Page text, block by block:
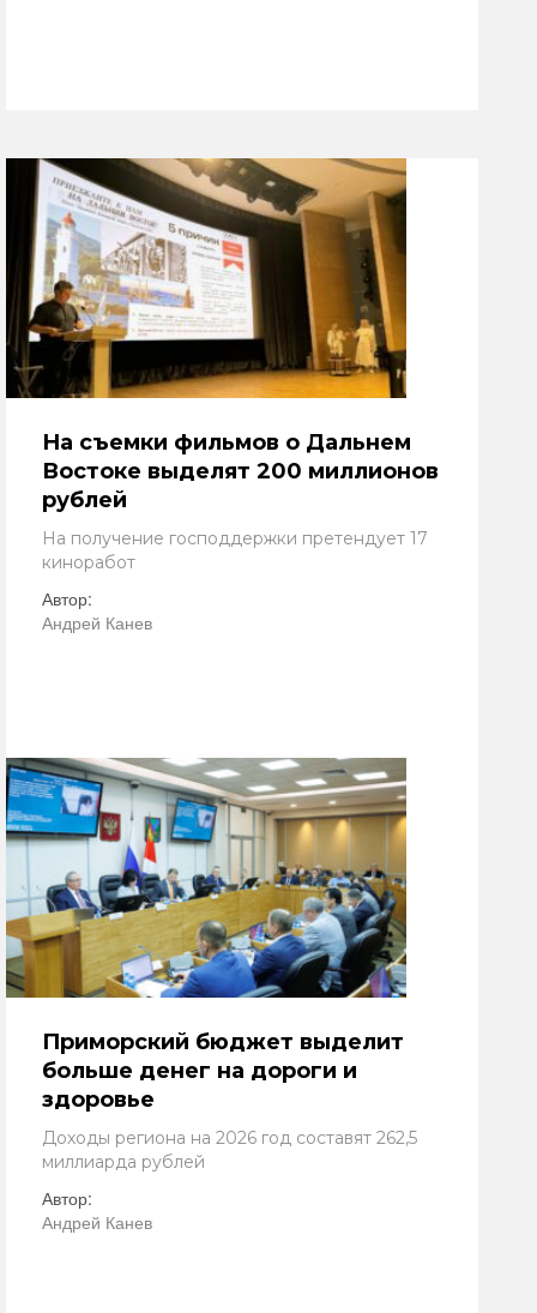
На съемки фильмов о Дальнем
Востоке выделят 200 миллионов
рублей
На получение господдержки претендует 17
киноработ
Автор:
Андрей Канев
Приморский бюджет выделит
больше денег на дороги и
здоровье
Доходы региона на 2026 год составят 262,5
миллиарда рублей
Автор:
Андрей Канев